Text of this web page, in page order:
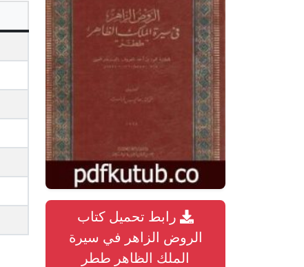
رابط تحميل كتاب
الروض الزاهر في سيرة
الملك الظاهر ططر